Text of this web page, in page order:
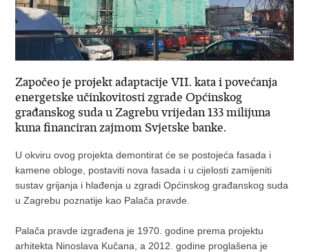
Započeo je projekt adaptacije VII. kata i povećanja
energetske učinkovitosti zgrade Općinskog
građanskog suda u Zagrebu vrijedan 133 milijuna
kuna financiran zajmom Svjetske banke.
U okviru ovog projekta demontirat će se postojeća fasada i
kamene obloge, postaviti nova fasada i u cijelosti zamijeniti
sustav grijanja i hlađenja u zgradi Općinskog građanskog suda
u Zagrebu poznatije kao Palača pravde.
Palača pravde izgrađena je 1970. godine prema projektu
arhitekta Ninoslava Kučana, a 2012. godine proglašena je